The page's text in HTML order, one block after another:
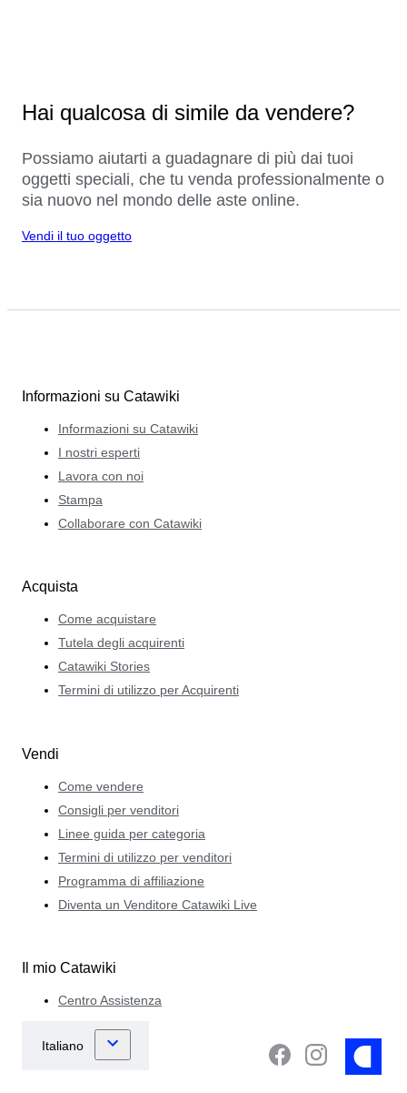
Hai qualcosa di simile da vendere?
Possiamo aiutarti a guadagnare di più dai tuoi
oggetti speciali, che tu venda professionalmente o
sia nuovo nel mondo delle aste online.
Vendi il tuo oggetto
Informazioni su Catawiki
Informazioni su Catawiki
I nostri esperti
Lavora con noi
Stampa
Collaborare con Catawiki
Acquista
Come acquistare
Tutela degli acquirenti
Catawiki Stories
Termini di utilizzo per Acquirenti
Vendi
Come vendere
Consigli per venditori
Linee guida per categoria
Termini di utilizzo per venditori
Programma di affiliazione
Diventa un Venditore Catawiki Live
Il mio Catawiki
Centro Assistenza